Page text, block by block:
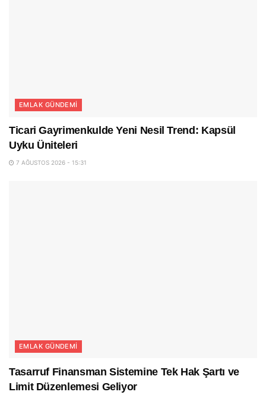
EMLAK GÜNDEMI
Ticari Gayrimenkulde Yeni Nesil Trend: Kapsül
Uyku Üniteleri
7 AĞUSTOS 2026 - 15:31
EMLAK GÜNDEMI
Tasarruf Finansman Sistemine Tek Hak Şartı ve
Limit Düzenlemesi Geliyor